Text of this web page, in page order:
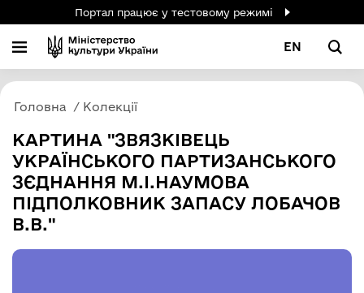
Портал працює у тестовому режимі
EN
Головна Колекції
КАРТИНА "ЗВЯЗКІВЕЦЬ
УКРАЇНСЬКОГО ПАРТИЗАНСЬКОГО
ЗЄДНАННЯ М.І.НАУМОВА
ПІДПОЛКОВНИК ЗАПАСУ ЛОБАЧОВ
В.В."